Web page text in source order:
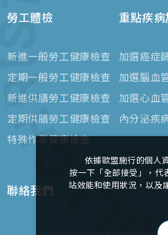
勞工體檢
新進一般勞工健康檢查
定期一般勞工健康檢查
新進供膳勞工健康檢查
定期供膳勞工健康檢查
特殊作業健康檢查
重點疾
加選癌症
加選腦血
加選心血
內分泌疾
聯絡我們
依據歐盟施行的個人
按一下「全部接受」，代
站效能和使用狀況，以及